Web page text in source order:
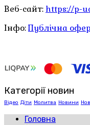
Веб-сайт: https://p-
Інфо:Публічна
Категорії новин
Відео Діти Молитва Новини
Головна